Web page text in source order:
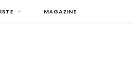
MAGAZINE